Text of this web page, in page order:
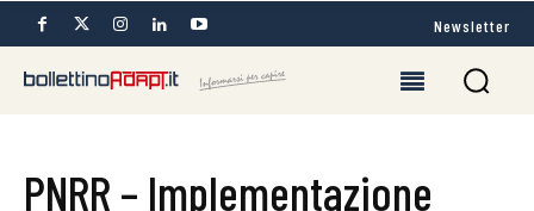
Newsletter
PNRR – Implementazione